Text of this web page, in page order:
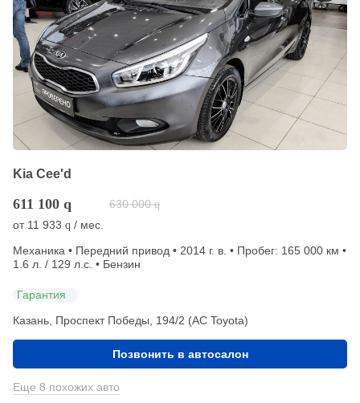
Kia Cee'd
611 100 q 630 000 q
от 11 933 q / мес.
Механика • Передний привод • 2014 г. в. • Пробег: 165 000 км •
1.6 л. / 129 л.с. • Бензин
Гарантия
Казань, Проспект Победы, 194/2 (АС Toyota)
Позвонить в автосалон
Еще 8 похожих авто